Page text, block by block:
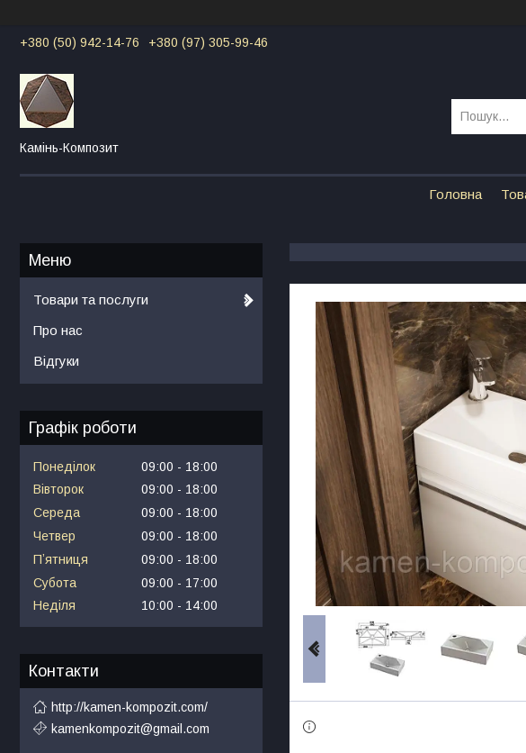
+380 (50) 942-14-76 +380 (97) 305-99-46
Камінь-Композит
Головна
Товари та послуги
Про нас
Відгуки
Графік роботи
Понеділок 09:00
18:00
Вівторок
09:00
18:00
Середа
09:00
18:00
Четвер
09:00
18:00
Пʼятниця
09:00
18:00
Субота
09:00
17:00
Неділя
10:00 14:00
Контакти
http://kamen-kompozit.com/
kamenkompozit@gmail.com